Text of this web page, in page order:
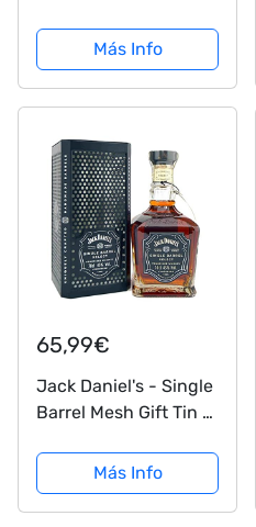
Más Info
65,99€
Jack Daniel's - Single
Barrel Mesh Gift Tin -
Más Info